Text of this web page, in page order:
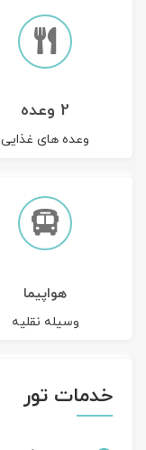
2 وعده
وعده های غذایی
هواپیما
وسیله نقلیه
خدمات تور